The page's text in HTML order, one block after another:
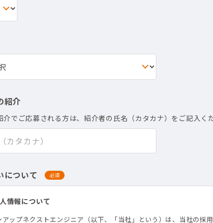
紹介
でご応募される方は、紹介者の氏名（カタカナ）をご記入くだ
について 必須
情報について
アップネクストエンジニア（以下、「当社」という）は、当社の採